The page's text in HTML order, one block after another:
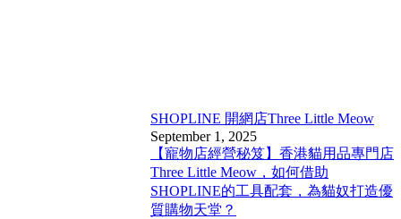
SHOPLINE 開網店Three Little Meow
September 1, 2025
【寵物店經營秘笈】香港貓用品專門店
Three Little Meow，如何借助
SHOPLINE的工具配套，為貓奴打造優
質購物天堂？